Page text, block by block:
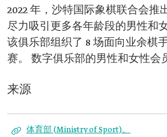
2022 年，沙特国际象棋联合会推
尽力吸引更多各年龄段的男性和
该俱乐部组织了 8 场面向业余棋
赛。 数字俱乐部的男性和女性会
来源
体育部 (Ministry of Sport)。